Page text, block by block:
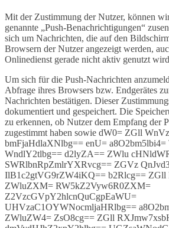
Mit der Zustimmung der Nutzer, können
genannte „Push-Benachrichtigungen“
sich um Nachrichten, die auf den
Browsern der Nutzer angezeigt werden,
Onlinedienst gerade nicht aktiv genutzt
Um sich für die Push-Nachrichten
Abfrage ihres Browsers bzw. Endgerätes
Nachrichten bestätigen. Dieser
dokumentiert und gespeichert. Die
zu erkennen, ob Nutzer dem Empfang der
zugestimmt haben sowie dW0= ZGll
bmFjaHdlaXNlbg== enU=
WndlY2tlbg== d2lyZA== ZWlu
SWRlbnRpZmlrYXRvcg== ZGVz
IlB1c2gtVG9rZW4iKQ== b2Rlcg== ZGll
ZWluZXM= RW5kZ2Vyw6R0ZXM=
Z2VzcGVpY2hlcnQuCgpEaWU=
UHVzaC1OYWNocmljaHRlbg==
ZWluZW4= ZsO8cg== ZGll